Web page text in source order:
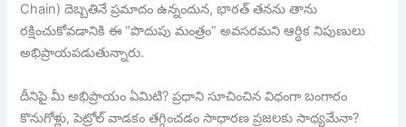
Chain) దెబ్బతినే ప్రమాదం ఉన్నందున, భారత్ తనను తాను
రక్షించుకోవడానికి ఈ “పొదుపు మంత్రం” అవసరమని ఆర్థిక నిపుణులు
అభిప్రాయపడుతున్నారు.
దీనిపై మీ అభిప్రాయం ఏమిటి? ప్రధాని సూచించిన విధంగా బంగారం
కొనుగోళ్లు, పెట్రోల్ వాడకం తగ్గించడం సాధారణ ప్రజలకు సాధ్యమేనా?